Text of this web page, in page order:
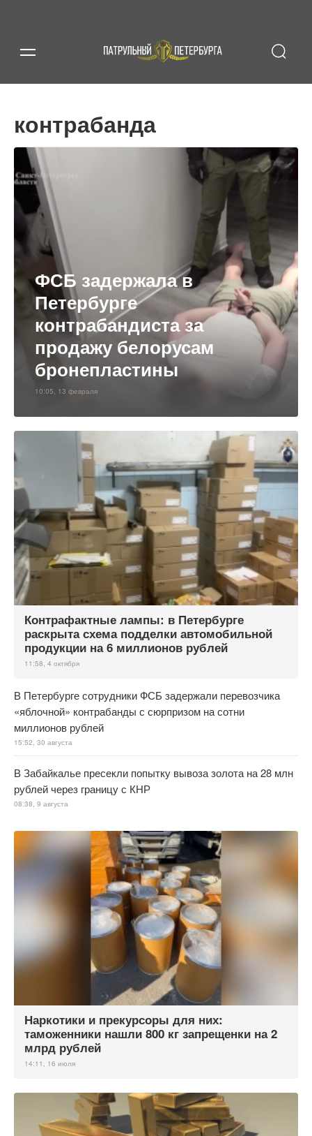
контрабанда
ФСБ задержала в
Петербурге
контрабандиста за
продажу белорусам
бронепластины
10:05, 13 февраля
Контрафактные лампы: в Петербурге
раскрыта схема подделки автомобильной
продукции на 6 миллионов рублей
11:58, 4 октября
В Петербурге сотрудники ФСБ задержали перевозчика
«яблочной» контрабанды с сюрпризом на сотни
миллионов рублей
15:52, 30 августа
В Забайкалье пресекли попытку вывоза золота на 28 млн
рублей через границу с КНР
08:38, 9 августа
Наркотики и прекурсоры для них:
таможенники нашли 800 кг запрещенки на 2
млрд рублей
14:11, 16 июля